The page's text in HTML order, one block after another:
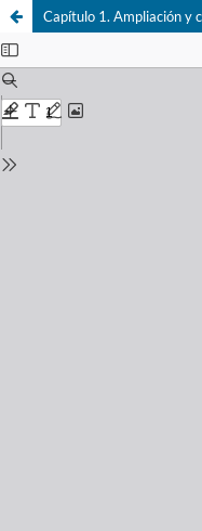
Capítulo 1. Ampliación y